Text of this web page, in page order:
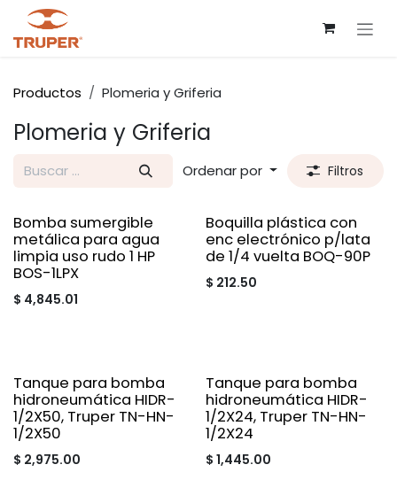
Ir al contenido
Productos Plomeria y Griferia
Plomeria y Griferia
Ordenar por Filtros
Bomba sumergible
metálica para agua
limpia uso rudo 1 HP
BOS-1LPX
$ 4,845.01
Boquilla plástica con
enc electrónico p/lata
de 1/4 vuelta BOQ-90P
$ 212.50
Tanque para bomba
hidroneumática HIDR-
1/2X50, Truper TN-HN-
1/2X50
$ 2,975.00
Tanque para bomba
hidroneumática HIDR-
1/2X24, Truper TN-HN-
1/2X24
$ 1,445.00